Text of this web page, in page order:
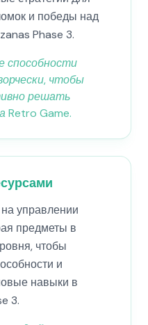
и победы над
Phase 3.
способности
чтобы
решать
Retro Game.
управлении
предметы в
чтобы
и
навыки в
3.